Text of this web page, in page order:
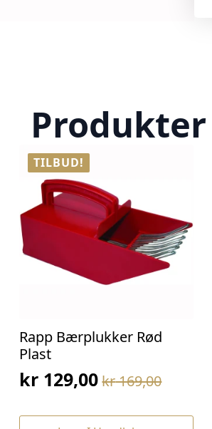
TILBUD!
Rapp Bærplukker Rød
Plast
kr169,00
Opprinnelig
pris
kr 129,00
Nåværende
pris